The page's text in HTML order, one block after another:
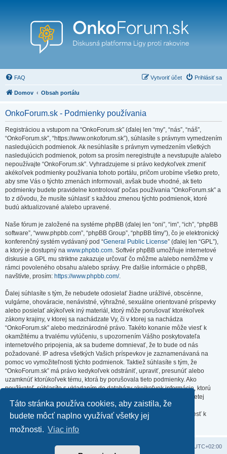
Táto stránka používa cookies, aby zaistila, že
budete môcť naplno využívať všetky jej
možnosti. Viac info
FAQ Prihlásiť sa
Vytvoriť účet
Domov Obsah portálu
OnkoForum.sk - Podmienky používania
Registráciou a vstupom na “OnkoForum.sk” (ďalej len “my”, “nás”, “náš”,
“OnkoForum.sk”, “https://www.onkoforum.sk”), súhlasíte s právnym vymedzením
nasledujúcich podmienok. Ak nesúhlasíte s právnym vymedzením všetkých
nasledujúcich podmienok, potom sa prosím neregistrujte a nevstupujte a/alebo
nepoužívajte “OnkoForum.sk”. Vyhradzujeme si právo kedykoľvek zmeniť
akékoľvek podmienky používania tohoto portálu, pričom urobíme všetko preto,
aby sme Vás o týchto zmenách informovali, avšak bude vhodné, ak tieto
podmienky budete pravidelne kontrolovať počas používania “OnkoForum.sk” a
to z dôvodu, že musíte súhlasiť s každou zmenou týchto podmienok, ktoré
budú aktualizované a/alebo upravené.
Naše fórum je založené na systéme phpBB (ďalej len “oni”, “im”, “ich”, “phpBB
software”, “www.phpbb.com”, “phpBB Group”, “phpBB tímy”), čo je elektronický
konferenčný systém vydávaný pod “General Public License” (ďalej len “GPL”),
a ktorý je dostupný na www.phpbb.com. Softvér phpBB umožňuje internetové
diskusie a GPL mu striktne zakazuje určovať čo môžme a/alebo nemôžme v
rámci povoleného obsahu a/alebo správy. Pre ďalšie informácie o phpBB,
navštívte, prosím: https://www.phpbb.com/.
Ďalej súhlasíte s tým, že nebudete odosielať žiadne urážlivé, obscénne,
vulgárne, ohováracie, nenávistné, výhražné, sexuálne orientované príspevky
alebo posielať akýkoľvek iný materiál, ktorý môže porušovať ktorékoľvek
zákony krajiny, v ktorej sa nachádzate Vy, či v ktorej sa nachádza
“OnkoForum.sk” alebo medzinárodné právo. Takéto konanie môže viesť k
okamžitému a trvalému vylúčeniu, s upozornením Vášho poskytovateľa
internetového pripojenia, ak sa budeme domnievať, že to bude od nás
požadované. IP adresa všetkých Vašich príspevkov je zaznamenávaná na
pomoc vo vymožiteľnosti týchto podmienok. Taktiež súhlasíte s tým, že
“OnkoForum.sk” má právo kedykoľvek odstrániť, upraviť, presunúť alebo
uzamknúť ktorúkoľvek tému, ktorá by porušovala tieto podmienky. Ako
používateľ, súhlasíte s ukladaním do databázy akejkoľvek informácie, ktorú
vložíte. Hoci táto informácia nebude zverejnená/poskytnutá žiadnej tretej
strane bez Vášho súhlasu, ani “OnkoForum.sk” ani phpBB nenesú
zodpovednosť za akýkoľvek pokus o prienik (hacking), ktorý môže viesť k
Obsah portálu UTC+02:00